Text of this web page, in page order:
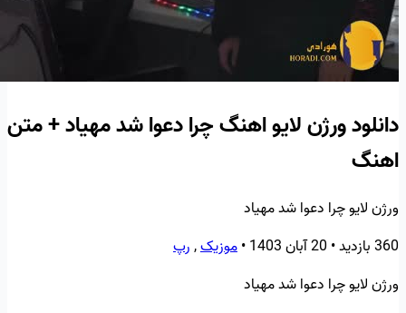
دانلود ورژن لایو اهنگ چرا دعوا شد مهیاد + متن
اهنگ
ورژن لایو چرا دعوا شد مهیاد
360 بازدید
• 20 آبان 1403 •موزیک,رپ
ورژن لایو چرا دعوا شد مهیاد